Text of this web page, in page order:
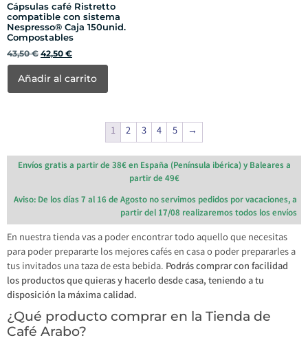
Cápsulas café Ristretto
compatible con sistema
Nespresso® Caja 150unid.
Compostables
43,50€ 42,50 €
Añadir al carrito
1 2 3 4 5 →
Envíos gratis a partir de 38€ en España (Península ibérica) y Baleares a
partir de 49€
Aviso: De los días 7 al 16 de Agosto no servimos pedidos por vacaciones, a
partir del 17/08 realizaremos todos los envíos
En nuestra tienda vas a poder encontrar todo aquello que necesitas
para poder prepararte los mejores cafés en casa o poder prepararles a
tus invitados una taza de esta bebida. Podrás comprar con facilidad
los productos que quieras y hacerlo desde casa, teniendo a tu
disposición la máxima calidad.
¿Qué producto comprar en la Tienda de
Café Arabo?